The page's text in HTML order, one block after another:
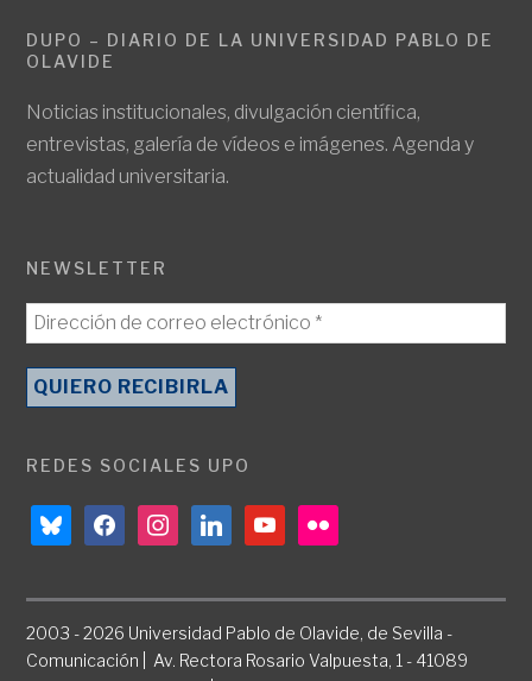
DUPO – DIARIO DE LA UNIVERSIDAD PABLO DE
OLAVIDE
Noticias institucionales, divulgación científica,
entrevistas, galería de vídeos e imágenes. Agenda y
actualidad universitaria.
NEWSLETTER
REDES SOCIALES UPO
blueskyfacebookinstagramlinkedinyoutubeflickr
2003 - 2026 Universidad Pablo de Olavide, de Sevilla -
Comunicación | Av. Rectora Rosario Valpuesta, 1 - 41089